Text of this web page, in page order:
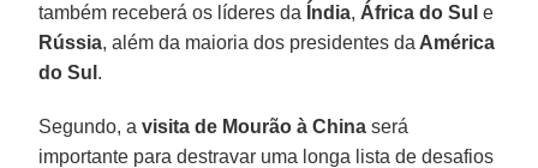
também receberá os líderes da Índia, África do Sul e
Rússia, além da maioria dos presidentes da América
do Sul .
Segundo, a visita de Mourão à China será
importante para destravar uma longa lista de desafios